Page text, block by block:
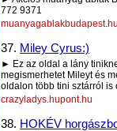
772 9371
37. Miley Cyrus:)
► Ez az oldal a lány
megismerhetet Mileyt és
oldalon több tini sztárról is
crazyladys.hupont.hu
38. HOKÉV